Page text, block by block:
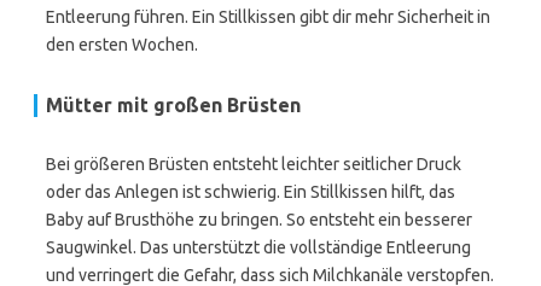
Entleerung führen. Ein Stillkissen gibt dir mehr Sicherheit in
den ersten Wochen.
Mütter mit großen Brüsten
Bei größeren Brüsten entsteht leichter seitlicher Druck
oder das Anlegen ist schwierig. Ein Stillkissen hilft, das
Baby auf Brusthöhe zu bringen. So entsteht ein besserer
Saugwinkel. Das unterstützt die vollständige Entleerung
und verringert die Gefahr, dass sich Milchkanäle verstopfen.